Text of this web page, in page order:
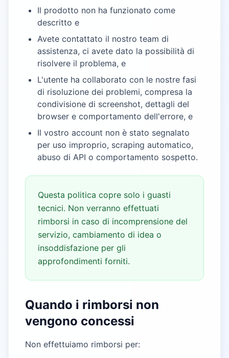
Il prodotto non ha funzionato come
descritto e
Avete contattato il nostro team di
assistenza, ci avete dato la possibilità di
risolvere il problema, e
L'utente ha collaborato con le nostre fasi
di risoluzione dei problemi, compresa la
condivisione di screenshot, dettagli del
browser e comportamento dell'errore, e
Il vostro account non è stato segnalato
per uso improprio, scraping automatico,
abuso di API o comportamento sospetto.
Questa politica copre solo i guasti
tecnici. Non verranno effettuati
rimborsi in caso di incomprensione del
servizio, cambiamento di idea o
insoddisfazione per gli
approfondimenti forniti.
Quando i rimborsi non
vengono concessi
Non effettuiamo rimborsi per: